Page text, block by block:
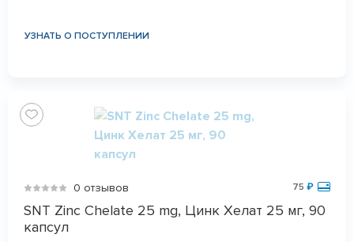
УЗНАТЬ О ПОСТУПЛЕНИИ
0 отзывов 75 ₽
SNT Zinc Chelate 25 mg, Цинк Хелат 25 мг, 90
капсул